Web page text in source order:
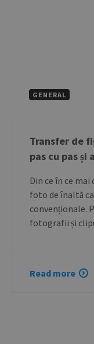
GENERAL
Transfer de
pas cu pas
Din ce în ce
foto de înaltă
convenționale.
fotografii și
Read more